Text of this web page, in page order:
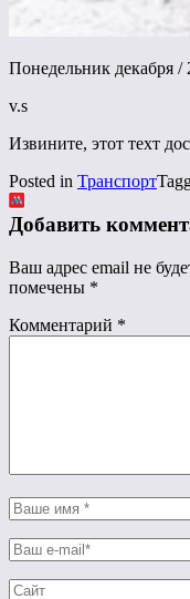
Понедельник декабря /
v.s
Извините, этот техт
Posted in Транспорт
Добавить
Ваш адрес email не
помечены *
Комментарий *